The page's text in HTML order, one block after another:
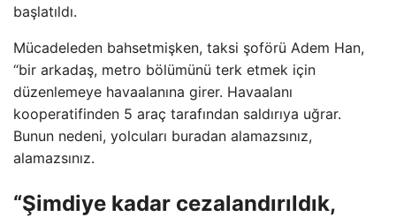
başlatıldı.
Mücadeleden bahsetmişken, taksi şoförü Adem Han,
“bir arkadaş, metro bölümünü terk etmek için
düzenlemeye havaalanına girer. Havaalanı
kooperatifinden 5 araç tarafından saldırıya uğrar.
Bunun nedeni, yolcuları buradan alamazsınız,
alamazsınız.
“Şimdiye kadar cezalandırıldık,